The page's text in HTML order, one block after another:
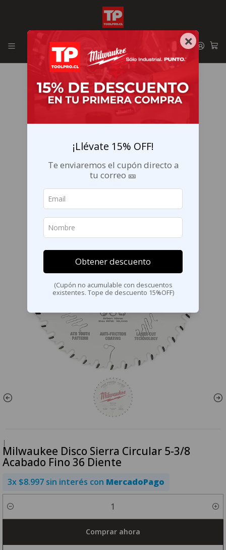
Envíos GRATIS en la RM por compras sobre $29.990
|
Milwaukee Disco Sierra Circular 5-3/8
Acabado Fino 36 Diente
3x $8.997 sin interés con MercadoPago
Cantidad
Comprar ahora
×
¡Llévate 15% OFF!
Te enviaremos el cupón directo a
tu correo 🎫
Obtener descuento
(Cupón no acumulable con descuentos
existentes. Tope de descuento 15%OFF)